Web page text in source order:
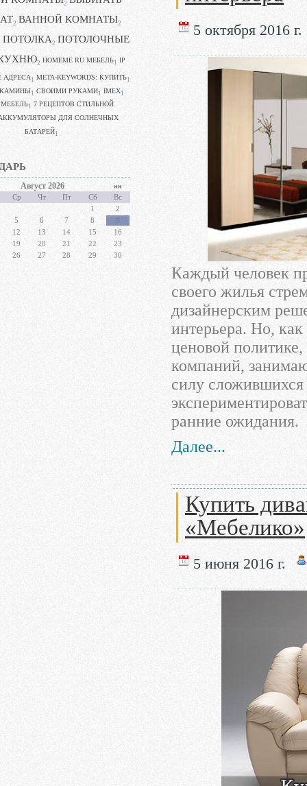
2
2 ВАННОЙ КОМНАТЫ2
ПОТОЛКА2 ПОТОЛОЧНЫЕ
2 HOMEME RU МЕБЕЛЬ1 IP
АДРЕСА 1 META-KEYWORDS: КУПИТЬ1
КАМИНЫ1 CВОИМИ РУКАМИ1 IMEX1
МЕБЕЛЬ1 7 РЕЦЕПТОВ СТИЛЬНОЙ
ДЛЯ СОЛНЕЧНЫХ
БАТАРЕЙ1
Август 2026 »»
Ср Чт Пт Сб
Вс
1
2
5
6 7 8
9
12
13 14 15
16
19
20 21 22
23
26
27 28 29 30
5 октября 2016 г.
Каждый человек
своего жилья
дизайнерским
интерьера. Но, как
ценовой
компаний,
силу сложившихся
ранние ожидания.
Далее...
Купить
«Мебелико»
5 июня 2016 г.